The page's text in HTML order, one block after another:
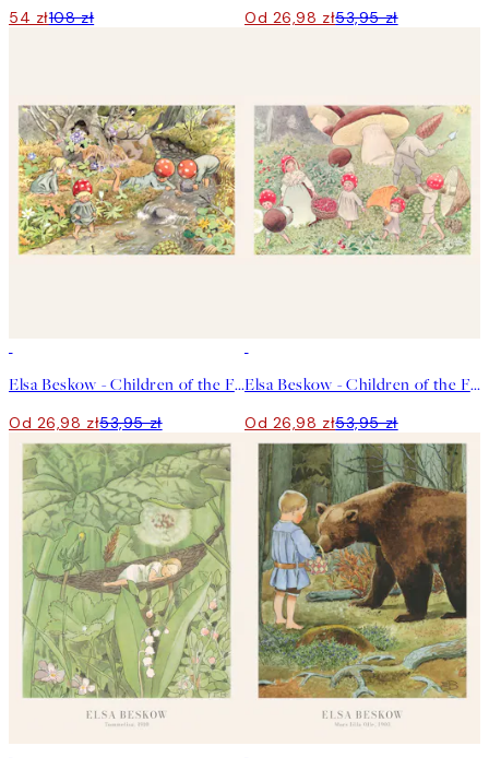
54 zł108 zł Od 26,98 zł53,95 zł
Elsa Beskow - Children of the Forest No2 Plakat
Od 26,98 zł53,95 zł
Elsa Beskow - Children of the Forest No3 Plakat
Od 26,98 zł53,95 zł